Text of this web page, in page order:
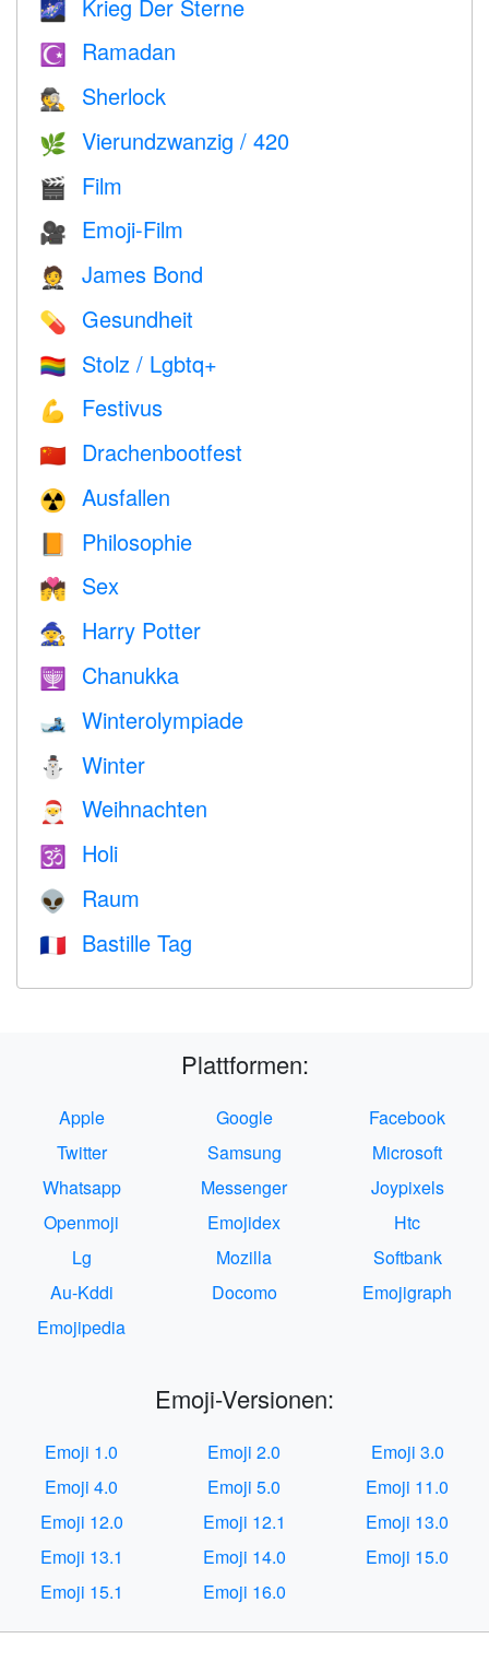
🌌 Krieg Der Sterne
☪️ Ramadan
🕵️ Sherlock
🌿 Vierundzwanzig / 420
🎬 Film
🎥 Emoji-Film
🤵 James Bond
💊 Gesundheit
🏳️‍🌈 Stolz / Lgbtq+
💪 Festivus
🇨🇳 Drachenbootfest
☢️ Ausfallen
Philosophie
💏 Sex
🧙 Harry Potter
🕎 Chanukka
🎿 Winterolympiade
⛄ Winter
🎅 Weihnachten
🕉 Holi
👽 Raum
🇫🇷 Bastille Tag
Plattformen:
Apple Google
Facebook
Twitter
Samsung
Microsoft
Whatsapp
Messenger
Joypixels
Openmoji
Emojidex
Htc
Lg
Mozilla
Softbank
Au-Kddi
Docomo
Emojigraph
Emojipedia
Emoji-Versionen:
Emoji 1.0 Emoji 2.0
Emoji 3.0
Emoji 4.0
Emoji 5.0
Emoji 11.0
Emoji 12.0
Emoji 12.1
Emoji 13.0
Emoji 13.1
Emoji 14.0
Emoji 15.0
Emoji 15.1
Emoji 16.0